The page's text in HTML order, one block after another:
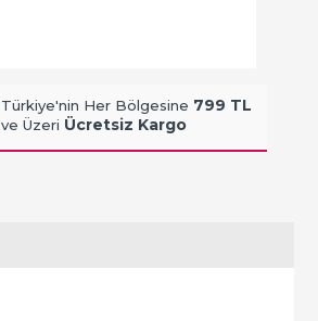
Türkiye'nin Her Bölgesine 799 TL
ve Üzeri Ücretsiz Kargo